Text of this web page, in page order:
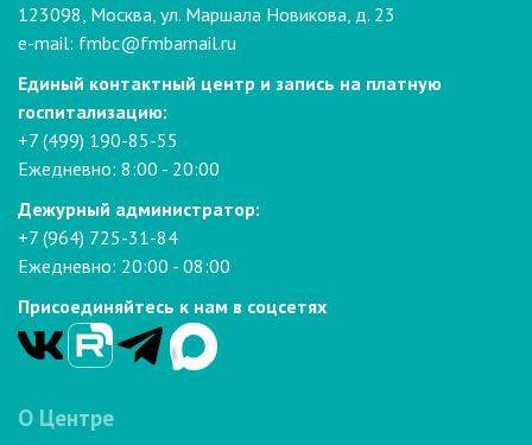
123098, Москва, ул. Маршала Новикова, д. 23
e-mail: fmbc@fmbamail.ru
Единый контактный центр и запись на платную
госпитализацию:
+7 (499) 190-85-55
Ежедневно: 8:00 - 20:00
Дежурный администратор:
+7 (964) 725-31-84
Ежедневно: 20:00 - 08:00
Присоединяйтесь к нам в соцсетях
О Центре